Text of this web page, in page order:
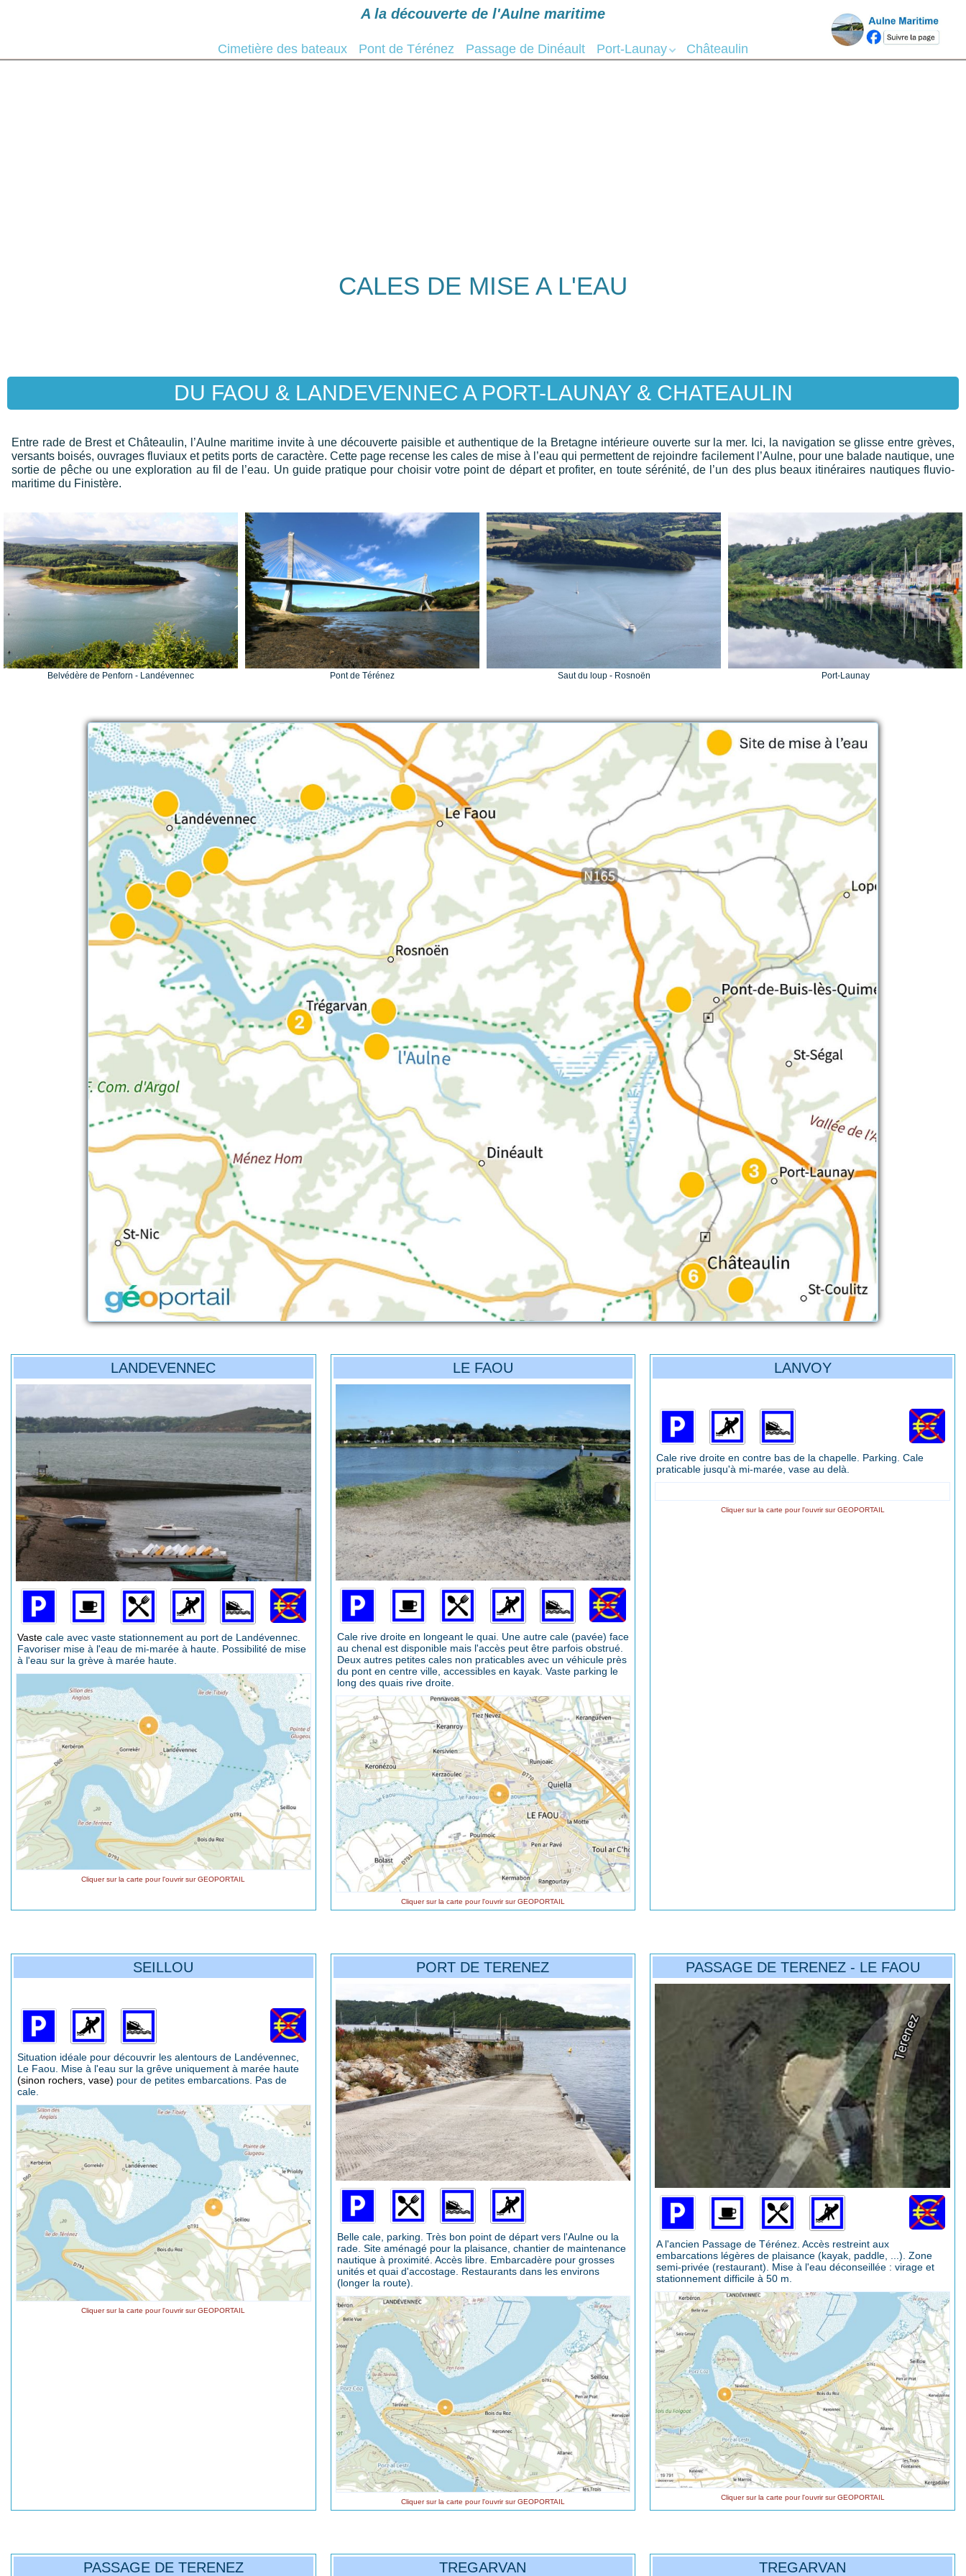
A la découverte de l'Aulne maritime
Cimetière des bateaux Pont de Térénez Passage de Dinéault Port-Launay Châteaulin
CALES DE MISE A L'EAU
DU FAOU & LANDEVENNEC A PORT-LAUNAY & CHATEAULIN
Entre rade de Brest et Châteaulin, l’Aulne maritime invite à une découverte paisible et authentique de la Bretagne intérieure ouverte sur la mer. Ici, la navigation se glisse entre grèves,
versants boisés, ouvrages fluviaux et petits ports de caractère. Cette page recense les cales de mise à l’eau qui permettent de rejoindre facilement l’Aulne, pour une balade nautique, une
sortie de pêche ou une exploration au fil de l’eau. Un guide pratique pour choisir votre point de départ et profiter, en toute sérénité, de l’un des plus beaux itinéraires nautiques fluvio-
maritime du Finistère.
Belvédère de Penforn - Landévennec Pont de Térénez Saut du loup - Rosnoën Port-Launay
LANDEVENNEC
Vaste cale avec vaste stationnement au port de Landévennec.
Favoriser mise à l'eau de mi-marée à haute. Possibilité de mise
à l'eau sur la grève à marée haute.
Cliquer sur la carte pour l'ouvrir sur GEOPORTAIL
LE FAOU
Cale rive droite en longeant le quai. Une autre cale (pavée) face
au chenal est disponible mais l'accès peut être parfois obstrué.
Deux autres petites cales non praticables avec un véhicule près
du pont en centre ville, accessibles en kayak. Vaste parking le
long des quais rive droite.
Cliquer sur la carte pour l'ouvrir sur GEOPORTAIL
LANVOY
Cale rive droite en contre bas de la chapelle. Parking. Cale
praticable jusqu'à mi-marée, vase au delà.
Cliquer sur la carte pour l'ouvrir sur GEOPORTAIL
SEILLOU
Situation idéale pour découvrir les alentours de Landévennec,
Le Faou. Mise à l'eau sur la grêve uniquement à marée haute
(sinon rochers, vase) pour de petites embarcations. Pas de
cale.
Cliquer sur la carte pour l'ouvrir sur GEOPORTAIL
PORT DE TERENEZ
Belle cale, parking. Très bon point de départ vers l'Aulne ou la
rade. Site aménagé pour la plaisance, chantier de maintenance
nautique à proximité. Accès libre. Embarcadère pour grosses
unités et quai d'accostage. Restaurants dans les environs
(longer la route).
Cliquer sur la carte pour l'ouvrir sur GEOPORTAIL
PASSAGE DE TERENEZ - LE FAOU
A l'ancien Passage de Térénez. Accès restreint aux
embarcations légères de plaisance (kayak, paddle, ...). Zone
semi-privée (restaurant). Mise à l'eau déconseillée : virage et
stationnement difficile à 50 m.
Cliquer sur la carte pour l'ouvrir sur GEOPORTAIL
PASSAGE DE TERENEZ TREGARVAN TREGARVAN